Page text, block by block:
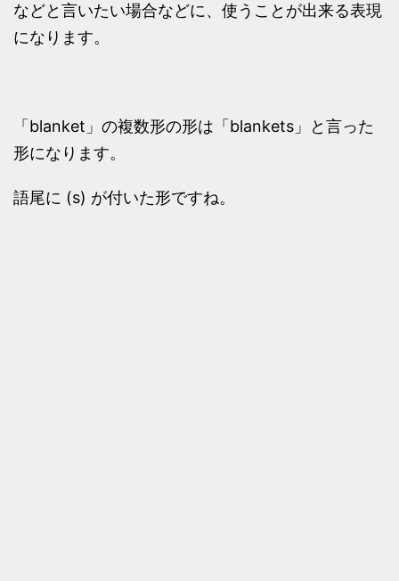
などと言いたい場合などに、使うことが出来る表現
になります。
「blanket」の複数形の形は「blankets」と言った
形になります。
語尾に (s) が付いた形ですね。